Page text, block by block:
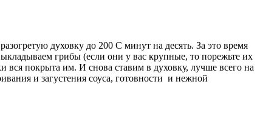
духовку до 200 С минут на десять. За это время
грибы (если они у вас крупные, то порежьте их
вся покрыта им. И снова ставим в духовку, лучше всего на
и загустения соуса, готовности и нежной